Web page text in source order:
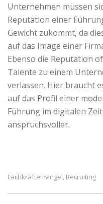
Unternehmen müssen
Reputation einer
Gewicht zukommt, da
auf das Image einer
Ebenso die Reputation
Talente zu einem
verlassen. Hier braucht
auf das Profil einer
Führung im digitalen
anspruchsvoller.
Fachkräftemangel, Recruiting